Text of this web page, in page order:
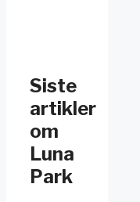
Siste
artikler
om
Luna
Park